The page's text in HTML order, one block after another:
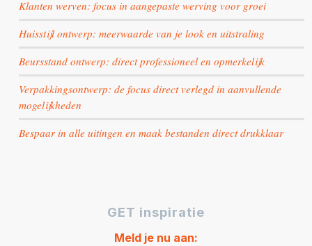
Klanten werven: focus in aangepaste werving voor groei
Huisstijl ontwerp: meerwaarde van je look en uitstraling
Beursstand ontwerp: direct professioneel en opmerkelijk
Verpakkingsontwerp: de focus direct verlegd in aanvullende
mogelijkheden
Bespaar in alle uitingen en maak bestanden direct drukklaar
GET inspiratie
Meld je nu aan: